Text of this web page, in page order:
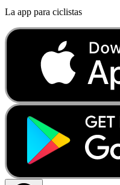
La app para ciclistas